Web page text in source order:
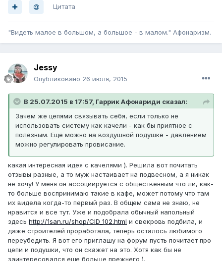
Цитата
"Видеть малое в большом, а большое - в малом." Афонаризм.
Jessy
Опубликовано 26 июля, 2015
В 25.07.2015 в 17:57, Гаррик Афонариди сказал:
Зачем же цепями связывать себя, если только не
использовать систему как качели - как бы приятное с
полезным. Ещё можно на воздушной подушке - давлением
можно регулировать провисание.
какая интересная идея с качелями ). Решила вот почитать
отзывы разные, а то муж настаивает на подвесном, а я никак
не хочу! У меня он ассоциируется с общественным что ли, как-
то больше воспринимаю такие в кафе, может потому что там
их видела когда-то первый раз. В общем сама не знаю, не
нравится и все тут. Уже и подобрала обычный напольный
здесь http://1san.ru/shop/CID_102.html и свекровь подбила, и
даже строителей проработала, теперь осталось любимого
переубедить. Я вот его приглашу на форум пусть почитает про
цепи и подушки, что он скажет на это. Хотя как бы не
заинтересовался еще больше прежнего ).